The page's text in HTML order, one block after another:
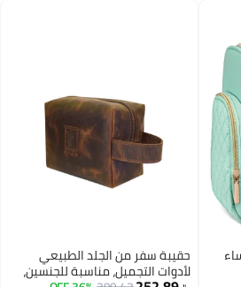
حقيبة سفر من الجلد الطبيعي
لأدوات التجميل، مناسبة للجنسين،